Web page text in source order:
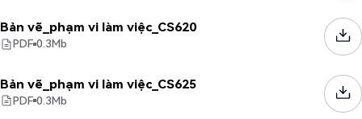
Bản vẽ_phạm vi làm việc_CS620
PDF 0.3Mb
Bản vẽ_phạm vi làm việc_CS625
PDF 0.3Mb